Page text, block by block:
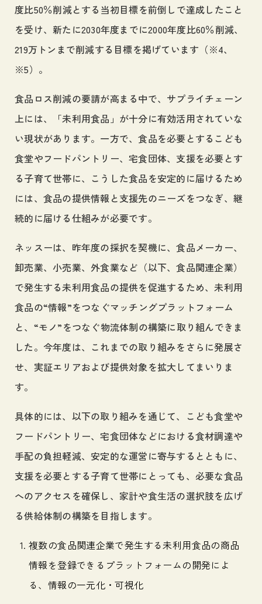
度比50％削減とする当初目標を前倒しで達成したこと
を受け、新たに2030年度までに2000年度比60％削減、
219万トンまで削減する目標を掲げています（※4、
※5）。
食品ロス削減の要請が高まる中で、サプライチェーン
上には、「未利用食品」が十分に有効活用されていな
い現状があります。一方で、食品を必要とするこども
食堂やフードパントリー、宅食団体、支援を必要とす
る子育て世帯に、こうした食品を安定的に届けるため
には、食品の提供情報と支援先のニーズをつなぎ、継
続的に届ける仕組みが必要です。
ネッスーは、昨年度の採択を契機に、食品メーカー、
卸売業、小売業、外食業など（以下、食品関連企業）
で発生する未利用食品の提供を促進するため、未利用
食品の“情報”をつなぐマッチングプラットフォーム
と、“モノ”をつなぐ物流体制の構築に取り組んできま
した。今年度は、これまでの取り組みをさらに発展さ
せ、実証エリアおよび提供対象を拡大してまいりま
す。
具体的には、以下の取り組みを通じて、こども食堂や
フードパントリー、宅食団体などにおける食材調達や
手配の負担軽減、安定的な運営に寄与するとともに、
支援を必要とする子育て世帯にとっても、必要な食品
へのアクセスを確保し、家計や食生活の選択肢を広げ
る供給体制の構築を目指します。
複数の食品関連企業で発生する未利用食品の商品
情報を登録できるプラットフォームの開発によ
る、情報の一元化・可視化